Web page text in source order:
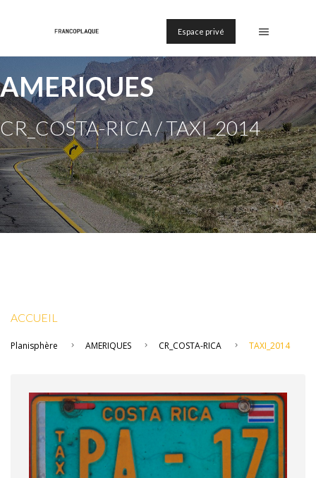
Espace privé
AMERIQUES
CR_COSTA-RICA / TAXI_2014
ACCUEIL
Planisphère AMERIQUES CR_COSTA-RICA TAXI_2014